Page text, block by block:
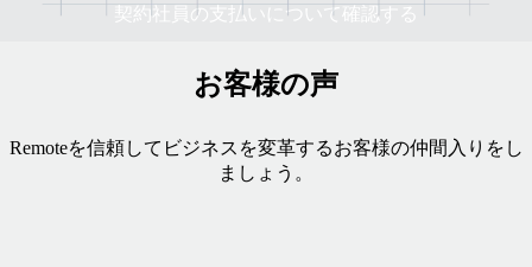
契約社員の支払いについて確認する
お客様の声
Remoteを信頼してビジネスを変革するお客様の仲間入りをし
ましょう。